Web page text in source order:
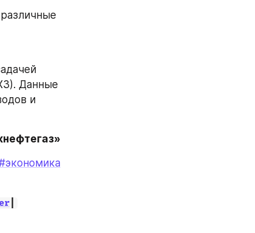
Данные
и
|